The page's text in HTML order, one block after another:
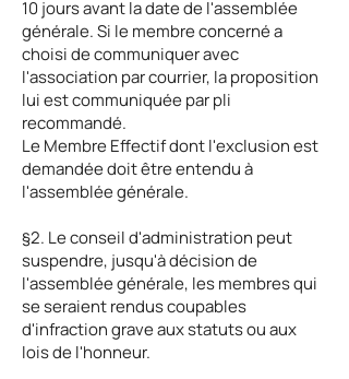
10 jours avant la date de l'assemblée
générale. Si le membre concerné a
choisi de communiquer avec
l'association par courrier, la proposition
lui est communiquée par pli
recommandé.
Le Membre Effectif dont l'exclusion est
demandée doit être entendu à
l'assemblée générale.
§2. Le conseil d'administration peut
suspendre, jusqu'à décision de
l'assemblée générale, les membres qui
se seraient rendus coupables
d'infraction grave aux statuts ou aux
lois de l'honneur.